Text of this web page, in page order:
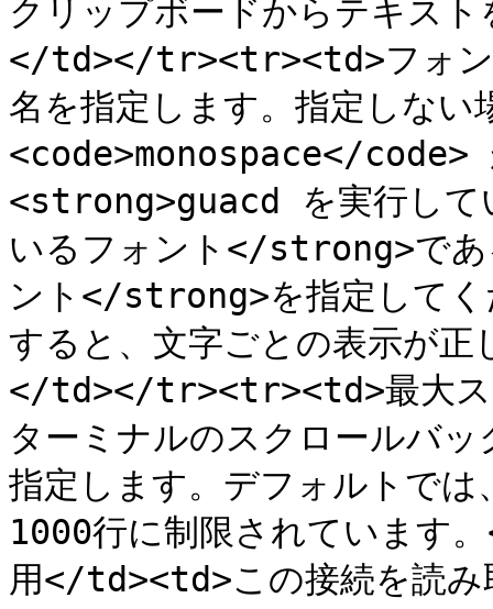
クリップボードからテキス
</td></tr><tr><td>フォン
名を指定します。指定しない
<code>monospace</code>
<strong>guacd を実行して
いるフォント</strong>で
ント</strong>を指定してく
すると、文字ごとの表示が
</td></tr><tr><td>最大ス
ターミナルのスクロールバ
指定します。デフォルトで
1000行に制限されていま
用</td><td>この接続を読み